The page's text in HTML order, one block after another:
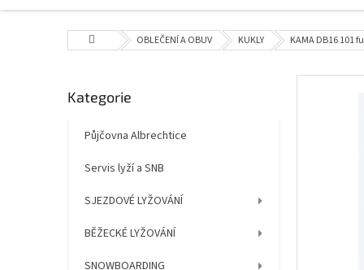
Domů OBLEČENÍ A OBUV KUKLY KAMA DB16 101
o
Přeskočit
Kategorie
Půjčovna Albrechtice
Servis lyží a SNB
SJEZDOVÉ LYŽOVÁNÍ
BĚŽECKÉ LYŽOVÁNÍ
SNOWBOARDING